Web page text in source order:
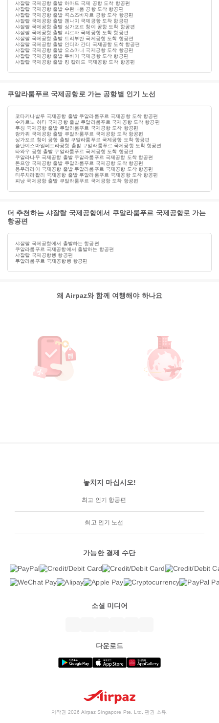
샤잘랄 국제공항 출발 하마드 국제 공항 도착 항공편
샤잘랄 국제공항 출발 수완나품 공항 도착 항공편
샤잘랄 국제공항 출발 콕스즈바자르 공항 도착 항공편
샤잘랄 국제공항 출발 첸나이 국제공항 도착 항공편
샤잘랄 국제공항 출발 싱가포르 창이 공항 도착 항공편
샤잘랄 국제공항 출발 샤르자 국제공항 도착 항공편
샤잘랄 국제공항 출발 트리부반 국제공항 도착 항공편
샤잘랄 국제공항 출발 인디라 간디 국제공항 도착 항공편
샤잘랄 국제공항 출발 오스마니 국제공항 도착 항공편
샤잘랄 국제공항 출발 두바이 국제공항 도착 항공편
샤잘랄 국제공항 출발 킹 칼리드 국제공항 도착 항공편
쿠알라룸푸르 국제공항로 가는 공항별 인기 노선
코타키나발루 국제공항 출발 쿠알라룸푸르 국제공항 도착 항공편
수카르노 하타 국제공항 출발 쿠알라룸푸르 국제공항 도착 항공편
쿠칭 국제공항 출발 쿠알라룸푸르 국제공항 도착 항공편
랑카위 국제공항 출발 쿠알라룸푸르 국제공항 도착 항공편
싱가포르 창이 공항 출발 쿠알라룸푸르 국제공항 도착 항공편
술탄이스마일페트라공항 출발 쿠알라룸푸르 국제공항 도착 항공편
타와우 공항 출발 쿠알라룸푸르 국제공항 도착 항공편
쿠알라나무 국제공항 출발 쿠알라룸푸르 국제공항 도착 항공편
돈므앙 국제공항 출발 쿠알라룸푸르 국제공항 도착 항공편
응우라라이 국제공항 출발 쿠알라룸푸르 국제공항 도착 항공편
티루치라팔리 국제공항 출발 쿠알라룸푸르 국제공항 도착 항공편
피낭 국제공항 출발 쿠알라룸푸르 국제공항 도착 항공편
더 추천하는 샤잘랄 국제공항에서 쿠알라룸푸르 국제공항로 가는
항공편
샤잘랄 국제공항에서 출발하는 항공편
쿠알라룸푸르 국제공항에서 출발하는 항공편
샤잘랄 국제공항행 항공편
쿠알라룸푸르 국제공항행 항공편
왜 Airpaz와 함께 여행해야 하나요
놓치지 마십시오!
최고 인기 항공편
최고 인기 노선
가능한 결제 수단
소셜 미디어
다운로드
저작권 2026 Airpaz Singapore Pte. Ltd. 판권 소유.